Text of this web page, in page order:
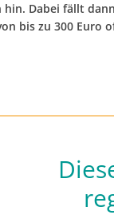
hin. Dabei fällt
bis zu 300 Euro